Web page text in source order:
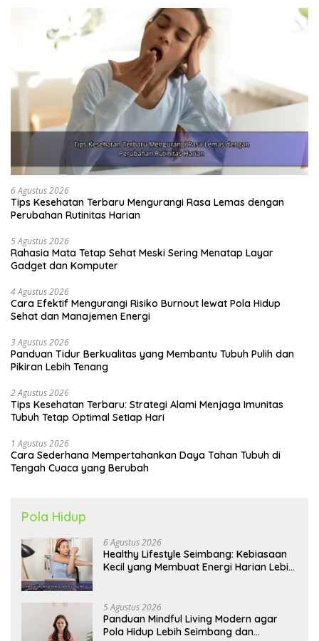
6 Agustus 2026
Tips Kesehatan Terbaru Mengurangi Rasa Lemas dengan
Perubahan Rutinitas Harian
5 Agustus 2026
Rahasia Mata Tetap Sehat Meski Sering Menatap Layar
Gadget dan Komputer
4 Agustus 2026
Cara Efektif Mengurangi Risiko Burnout lewat Pola Hidup
Sehat dan Manajemen Energi
3 Agustus 2026
Panduan Tidur Berkualitas yang Membantu Tubuh Pulih dan
Pikiran Lebih Tenang
2 Agustus 2026
Tips Kesehatan Terbaru: Strategi Alami Menjaga Imunitas
Tubuh Tetap Optimal Setiap Hari
1 Agustus 2026
Cara Sederhana Mempertahankan Daya Tahan Tubuh di
Tengah Cuaca yang Berubah
Pola Hidup
6 Agustus 2026
Healthy Lifestyle Seimbang: Kebiasaan
Kecil yang Membuat Energi Harian Lebih
5 Agustus 2026
Panduan Mindful Living Modern agar
Pola Hidup Lebih Seimbang dan